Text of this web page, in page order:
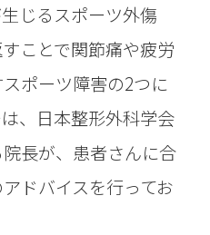
じるスポーツ外傷
ことで関節痛や疲労
ポーツ障害の2つに
、日本整形外科学会
長が、患者さんに合
ドバイスを行ってお